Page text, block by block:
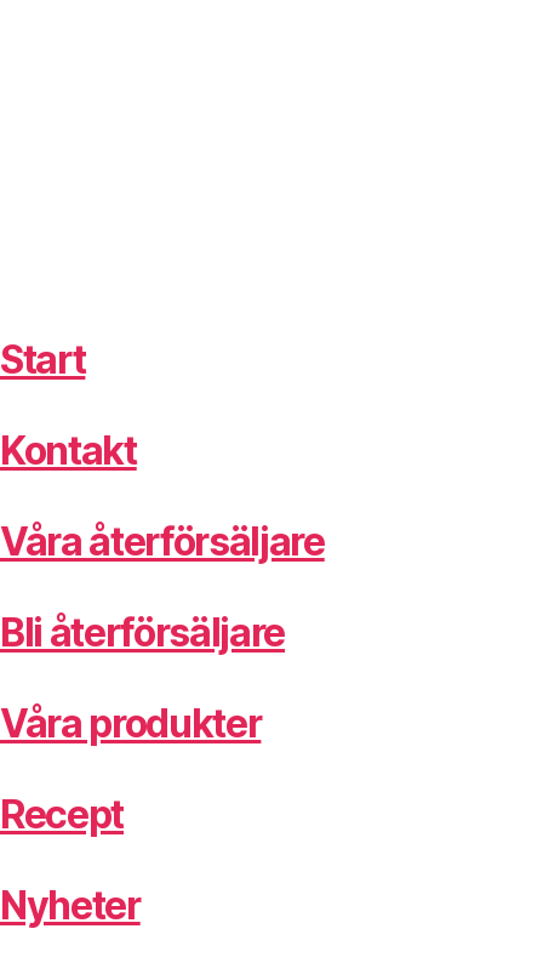
Start
Kontakt
Våra återförsäljare
Bli återförsäljare
Våra produkter
Recept
Nyheter